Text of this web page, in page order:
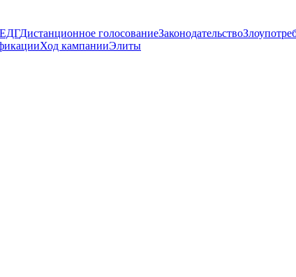
Дистанционное голосованиеЗаконодательство
Ход кампанииЭлиты